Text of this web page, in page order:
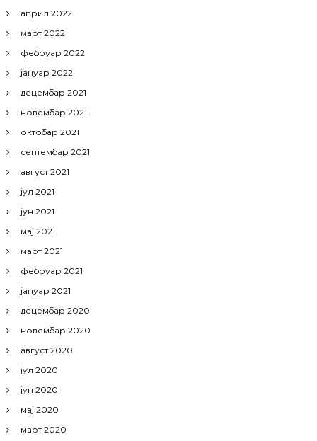
април 2022
март 2022
фебруар 2022
јануар 2022
децембар 2021
новембар 2021
октобар 2021
септембар 2021
август 2021
јул 2021
јун 2021
мај 2021
март 2021
фебруар 2021
јануар 2021
децембар 2020
новембар 2020
август 2020
јул 2020
јун 2020
мај 2020
март 2020